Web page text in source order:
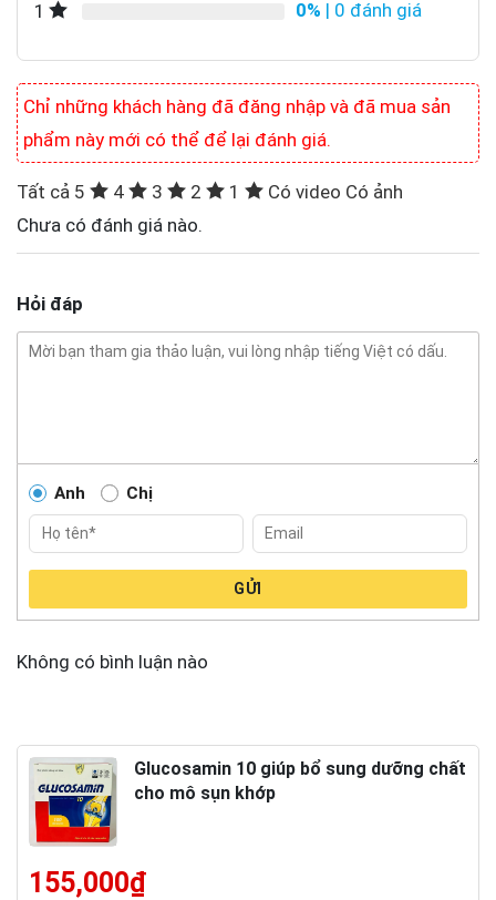
1 0% | 0 đánh giá
Chỉ những khách hàng đã đăng nhập và đã mua sản
phẩm này mới có thể để lại đánh giá.
Tất cả 5 4 3 2 1 Có video Có ảnh
Chưa có đánh giá nào.
Hỏi đáp
Anh Chị
GỬI
Không có bình luận nào
Glucosamin 10 giúp bổ sung dưỡng chất
cho mô sụn khớp
155,000₫